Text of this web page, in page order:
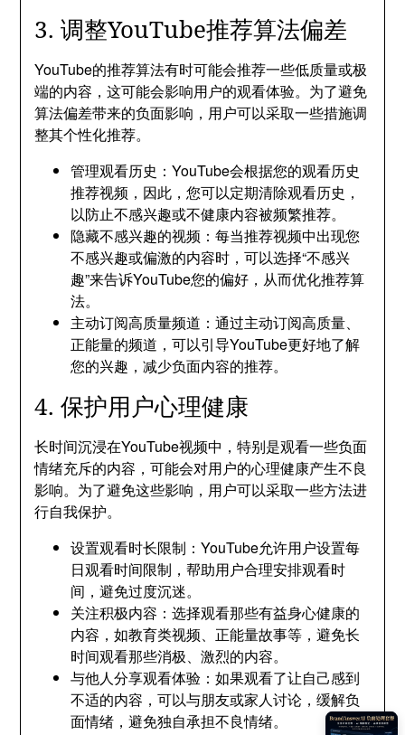
3. 调整YouTube推荐算法偏差
YouTube的推荐算法有时可能会推荐一些低质量或极
端的内容，这可能会影响用户的观看体验。为了避免
算法偏差带来的负面影响，用户可以采取一些措施调
整其个性化推荐。
管理观看历史：YouTube会根据您的观看历史
推荐视频，因此，您可以定期清除观看历史，
以防止不感兴趣或不健康内容被频繁推荐。
隐藏不感兴趣的视频：每当推荐视频中出现您
不感兴趣或偏激的内容时，可以选择“不感兴
趣”来告诉YouTube您的偏好，从而优化推荐算
法。
主动订阅高质量频道：通过主动订阅高质量、
正能量的频道，可以引导YouTube更好地了解
您的兴趣，减少负面内容的推荐。
4. 保护用户心理健康
长时间沉浸在YouTube视频中，特别是观看一些负面
情绪充斥的内容，可能会对用户的心理健康产生不良
影响。为了避免这些影响，用户可以采取一些方法进
行自我保护。
设置观看时长限制：YouTube允许用户设置每
日观看时间限制，帮助用户合理安排观看时
间，避免过度沉迷。
关注积极内容：选择观看那些有益身心健康的
内容，如教育类视频、正能量故事等，避免长
时间观看那些消极、激烈的内容。
与他人分享观看体验：如果观看了让自己感到
不适的内容，可以与朋友或家人讨论，缓解负
面情绪，避免独自承担不良情绪。